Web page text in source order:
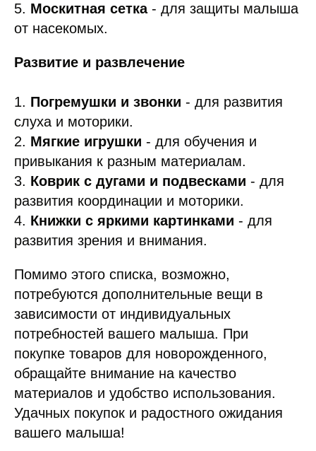
5. Москитная сетка- для защиты малыша
от насекомых.
Развитие и развлечение
1. Погремушки и звонки - для развития
слуха и моторики.
2. Мягкие игрушки - для обучения и
привыкания к разным материалам.
3. Коврик с дугами и подвесками - для
развития координации и моторики.
4. Книжки с яркими картинками - для
развития зрения и внимания.
Помимо этого списка, возможно,
потребуются дополнительные вещи в
зависимости от индивидуальных
потребностей вашего малыша. При
покупке товаров для новорожденного,
обращайте внимание на качество
материалов и удобство использования.
Удачных покупок и радостного ожидания
вашего малыша!